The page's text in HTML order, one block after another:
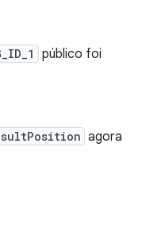
público foi
agora